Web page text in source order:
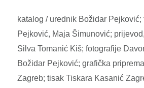
katalog / urednik Božidar
Pejković, Maja Šimunović;
Silva Tomanić Kiš; fotografije
Božidar Pejković; grafička
Zagreb; tisak Tiskara Kasanić